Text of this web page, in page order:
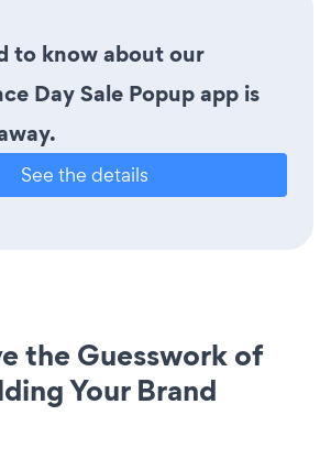
to know about our
Day Sale Popup app is
See the details
the Guesswork of
Your Brand